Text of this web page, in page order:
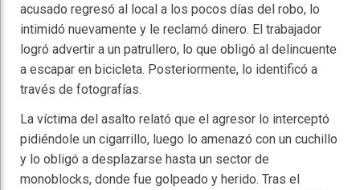
acusado regresó al local a los pocos días del robo, lo
intimidó nuevamente y le reclamó dinero. El trabajador
logró advertir a un patrullero, lo que obligó al delincuente
a escapar en bicicleta. Posteriormente, lo identificó a
través de fotografías.
La víctima del asalto relató que el agresor lo interceptó
pidiéndole un cigarrillo, luego lo amenazó con un cuchillo
y lo obligó a desplazarse hasta un sector de
monoblocks, donde fue golpeado y herido. Tras el